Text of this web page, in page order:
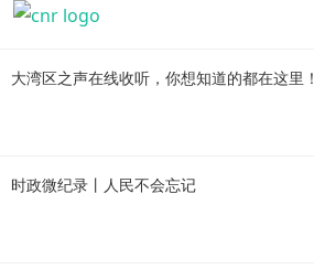
大湾区之声在线收听，你想知道的都在这里！
时政微纪录丨人民不会忘记